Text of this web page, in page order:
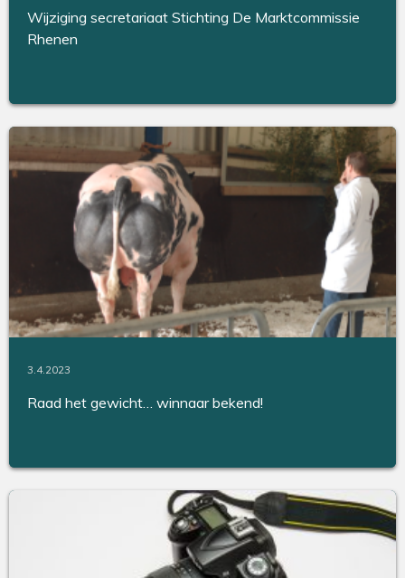
Wijziging secretariaat Stichting De Marktcommissie
Rhenen
3.4.2023
Raad het gewicht… winnaar bekend!